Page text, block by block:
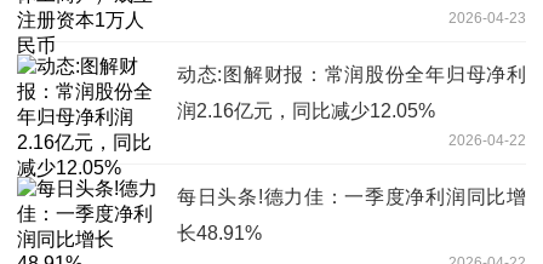
2026-04-23
动态:图解财报：常润股份全年归母净利
润2.16亿元，同比减少12.05%
2026-04-22
每日头条!德力佳：一季度净利润同比增
长48.91%